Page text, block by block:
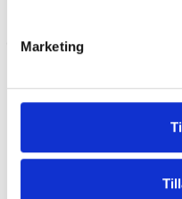
Marketing
elektrisk
Køb nu